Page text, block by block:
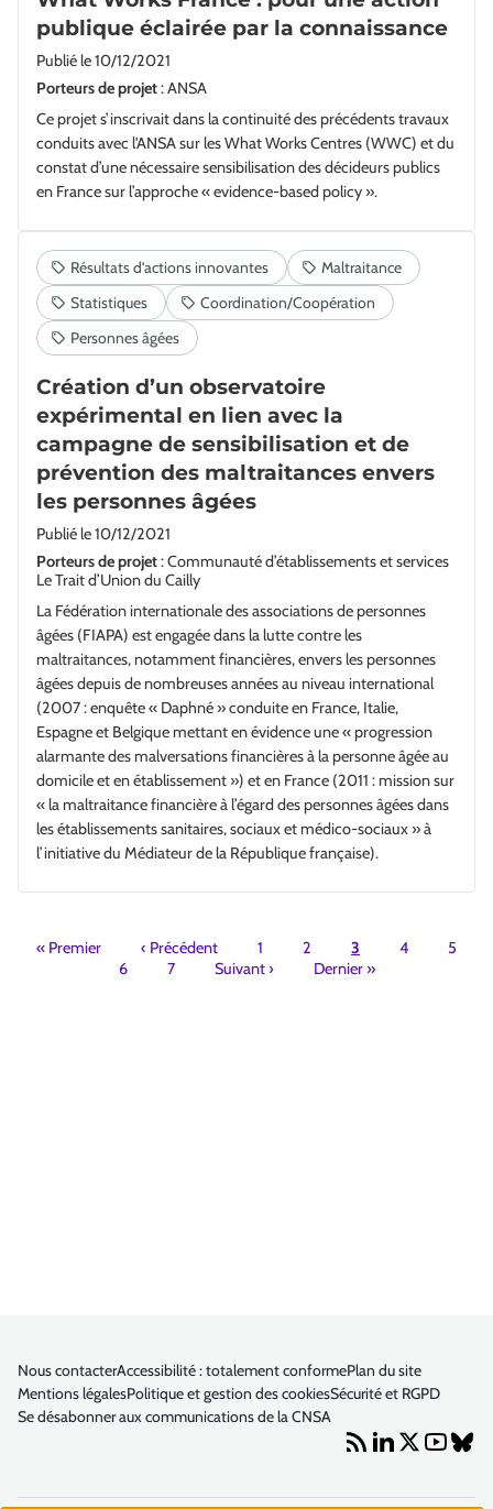
publique éclairée par la connaissance
Publié le10/12/2021
Porteurs de projet: ANSA
Ce projet s’inscrivait dans la continuité des précédents travaux
conduits avec l'ANSA sur les What Works Centres (WWC) et du
constat d’une nécessaire sensibilisation des décideurs publics
en France sur l’approche « evidence-based policy ».
Création d’un observatoire
expérimental en lien avec la
campagne de sensibilisation et de
prévention des maltraitances envers
les personnes âgées
Publié le10/12/2021
Porteurs de projet: Communauté d’établissements et services
Le Trait d’Union du Cailly
La Fédération internationale des associations de personnes
âgées (FIAPA) est engagée dans la lutte contre les
maltraitances, notamment financières, envers les personnes
âgées depuis de nombreuses années au niveau international
(2007 : enquête « Daphné » conduite en France, Italie,
Espagne et Belgique mettant en évidence une « progression
alarmante des malversations financières à la personne âgée au
domicile et en établissement ») et en France (2011 : mission sur
« la maltraitance financière à l’égard des personnes âgées dans
les établissements sanitaires, sociaux et médico-sociaux » à
l’initiative du Médiateur de la République française).
Pagination
« Premier ‹ Précédent 1 2 3 4
5
6
7 Suivant› Dernier»
Nous contacterAccessibilité : totalement conformePlan du site
Mentions légalesPolitique et gestion des cookiesSécurité et RGPD
Se désabonner aux communications de la CNSA